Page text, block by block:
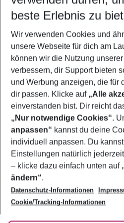
5-8 Nächte
2 Erwachsene Keine Kinder
Mehr Filter
Footer
Footer navigation
Über uns
AGB
Bestpreisgarantie
Cookie-Einstellungen ändern
Cookie-Richtlinie
Agenturbetreuung
Barrierefreies Reisen
Folge uns
beste Erlebnis zu
Wir verwenden Cookies und
unsere Webseite für dich am
können wir die Nutzung
verbessern, dir Support bieten
und Werbung anzeigen, die für
dir passen. Klicke auf „Alle
einverstanden bist. Dir reicht
„Nur notwendige Cookies“.
anpassen“ kannst du deine
individuell anpassen. Du
Einstellungen natürlich
– klicke dazu einfach unten auf
ändern“.
Datenschutz-Informationen
Cookie/Tracking-Informationen